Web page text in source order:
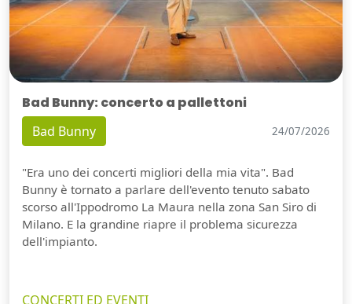
Bad Bunny: concerto a pallettoni
Bad Bunny 24/07/2026
"Era uno dei concerti migliori della mia vita". Bad
Bunny è tornato a parlare dell'evento tenuto sabato
scorso all'Ippodromo La Maura nella zona San Siro di
Milano. E la grandine riapre il problema sicurezza
dell'impianto.
CONCERTI ED EVENTI